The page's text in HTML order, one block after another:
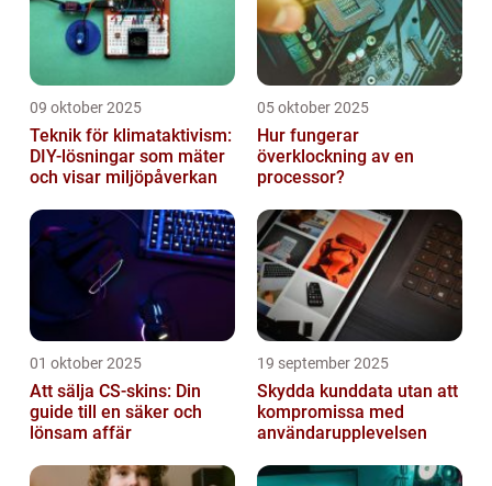
09 oktober 2025
Teknik för klimataktivism:
DIY-lösningar som mäter
och visar miljöpåverkan
05 oktober 2025
Hur fungerar
överklockning av en
processor?
01 oktober 2025
Att sälja CS-skins: Din
guide till en säker och
lönsam affär
19 september 2025
Skydda kunddata utan att
kompromissa med
användarupplevelsen